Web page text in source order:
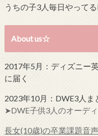
うちの子3人毎日やってる
About us☆
2017年5月：ディズニー
に届く
2023年10月：DWE3人
➤DWE子供3人のオーデ
長女(10歳)の卒業課題音声